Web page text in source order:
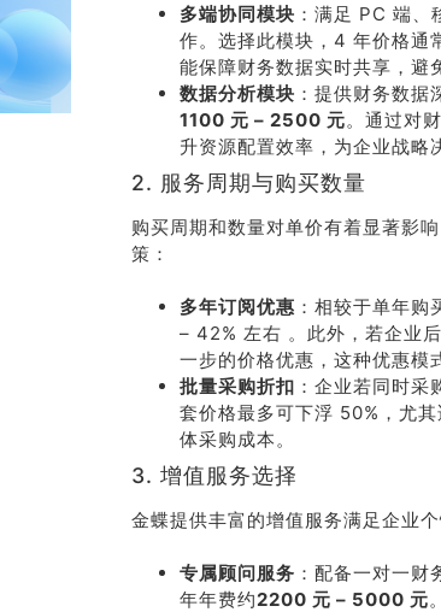
多端协同模块 ：满足 PC 端
作。选择此模块，4 年价格通
能保障财务数据实时共享，避
数据分析模块 ：提供财务数
1100 元 – 2500 元。通过对
升资源配置效率，为企业战略
2. 服务周期与购买数量
购买周期和数量对单价有着显著影
策：
多年订阅优惠 ：相较于单年
– 42% 左右 。此外，若企业
一步的价格优惠，这种优惠模
批量采购折扣 ：企业若同时
套价格最多可下浮 50%，尤
体采购成本。
3. 增值服务选择
金蝶提供丰富的增值服务满足企业
专属顾问服务 ：配备一对一
年年费约2200 元 – 5000 元